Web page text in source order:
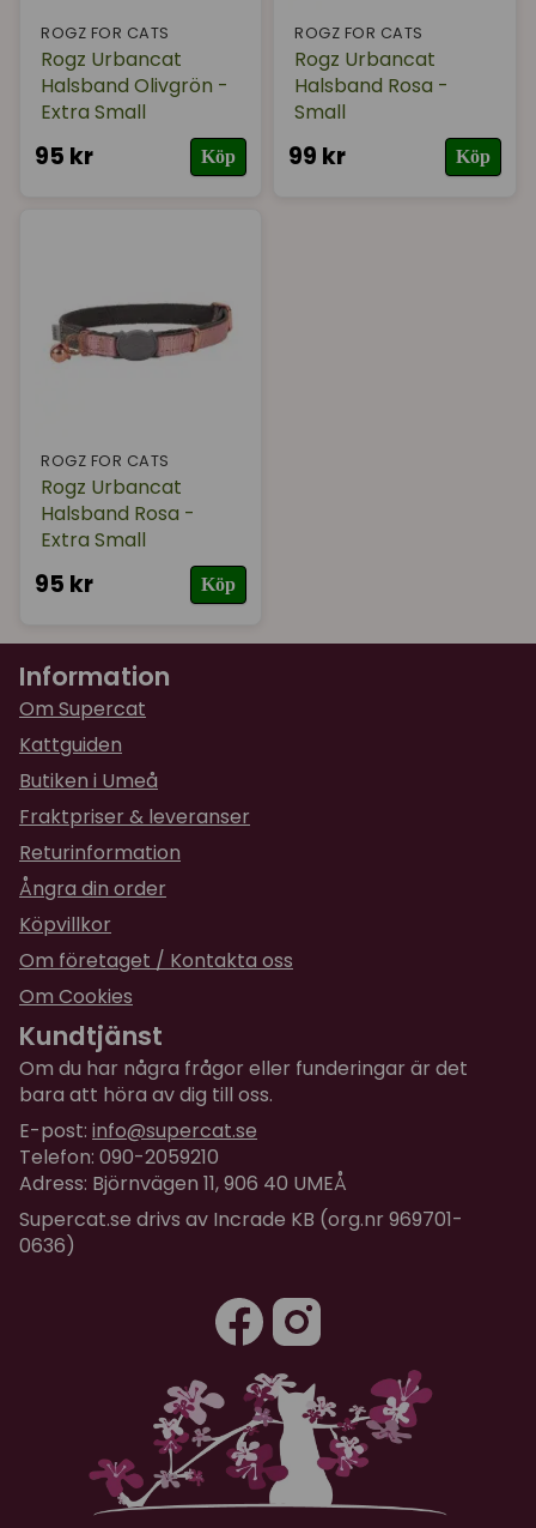
ROGZ FOR CATS
Rogz Urbancat
Halsband Olivgrön -
Extra Small
95 kr Köp
ROGZ FOR CATS
Rogz Urbancat
Halsband Rosa -
Small
99 kr Köp
ROGZ FOR CATS
Rogz Urbancat
Halsband Rosa -
Extra Small
95 kr Köp
Information
Om Supercat
Kattguiden
Butiken i Umeå
Fraktpriser & leveranser
Returinformation
Ångra din order
Köpvillkor
Om företaget / Kontakta oss
Om Cookies
Kundtjänst
Om du har några frågor eller funderingar är det
bara att höra av dig till oss.
E-post: info@supercat.se
Telefon: 090-2059210
Adress: Björnvägen 11, 906 40 UMEÅ
Supercat.se drivs av Incrade KB (org.nr 969701-
0636)